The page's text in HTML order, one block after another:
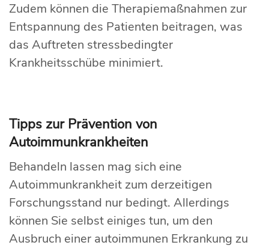
Zudem können die Therapiemaßnahmen zur
Entspannung des Patienten beitragen, was
das Auftreten stressbedingter
Krankheitsschübe minimiert.
Tipps zur Prävention von
Autoimmunkrankheiten
Behandeln lassen mag sich eine
Autoimmunkrankheit zum derzeitigen
Forschungsstand nur bedingt. Allerdings
können Sie selbst einiges tun, um den
Ausbruch einer autoimmunen Erkrankung zu